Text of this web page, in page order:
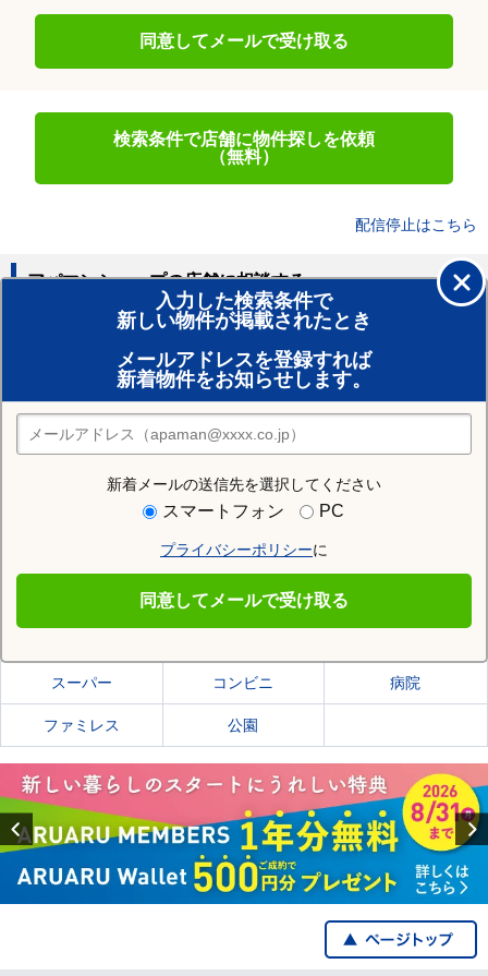
同意してメールで受け取る
検索条件で店舗に物件探しを依頼
（無料）
配信停止はこちら
入力した検索条件で
新しい物件が掲載されたとき
メールアドレスを登録すれば
新着物件をお知らせします。
新着メールの送信先を選択してください
スマートフォン PC
プライバシーポリシーに
同意してメールで受け取る
アパマンショップの店舗に相談する
賃貸のプロがお部屋探し！
おまかせ物件リクエスト
住みたい街の店舗を探す
店舗検索
住む街研究所で仙台市宮城野区の情報を見る
仙台市宮城野区の施設一覧
スーパー コンビニ 病院
ファミレス 公園
Previous